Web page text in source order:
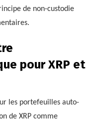
de non-custodie
pour XRP et
les portefeuilles auto-
de XRP comme